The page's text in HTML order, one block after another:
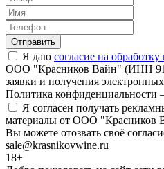
Отправить
Я даю согласие на
ООО "Красников Вайн" (ИНН
заявки и получения
Политика конфиденциальности
Я согласен получать
материалы от ООО "Красников
Вы можете отозвать своё
sale@krasnikovwine.ru
18+